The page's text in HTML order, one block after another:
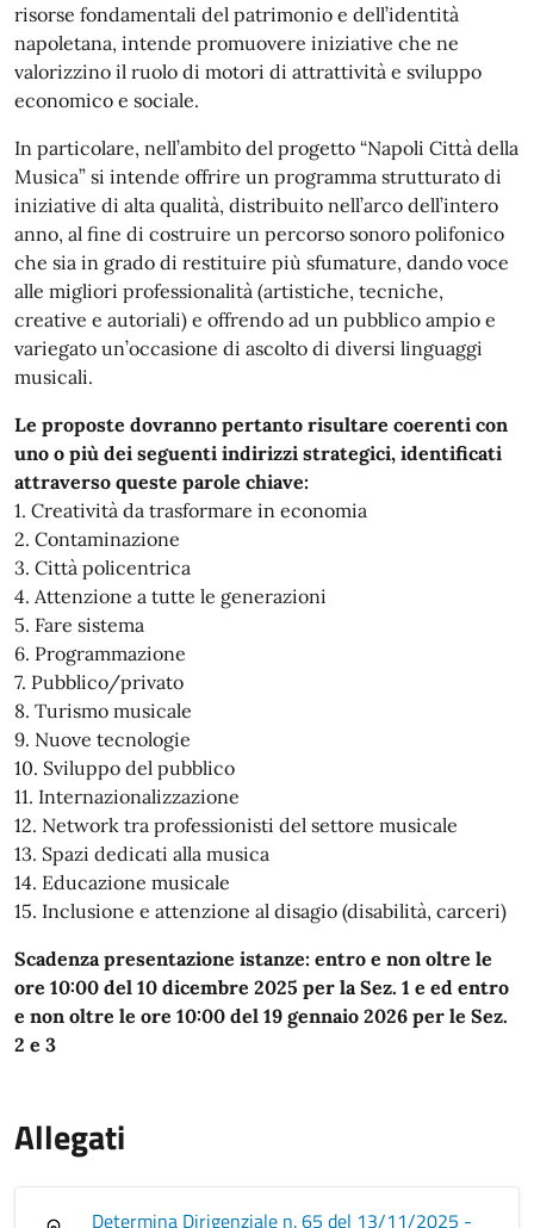
risorse fondamentali del patrimonio e dell’identità
napoletana, intende promuovere iniziative che ne
valorizzino il ruolo di motori di attrattività e sviluppo
economico e sociale.
In particolare, nell’ambito del progetto “Napoli Città della
Musica” si intende offrire un programma strutturato di
iniziative di alta qualità, distribuito nell’arco dell’intero
anno, al fine di costruire un percorso sonoro polifonico
che sia in grado di restituire più sfumature, dando voce
alle migliori professionalità (artistiche, tecniche,
creative e autoriali) e offrendo ad un pubblico ampio e
variegato un’occasione di ascolto di diversi linguaggi
musicali.
Le proposte dovranno pertanto risultare coerenti con
uno o più dei seguenti indirizzi strategici, identificati
attraverso queste parole chiave:
1. Creatività da trasformare in economia
2. Contaminazione
3. Città policentrica
4. Attenzione a tutte le generazioni
5. Fare sistema
6. Programmazione
7. Pubblico/privato
8. Turismo musicale
9. Nuove tecnologie
10. Sviluppo del pubblico
11. Internazionalizzazione
12. Network tra professionisti del settore musicale
13. Spazi dedicati alla musica
14. Educazione musicale
15. Inclusione e attenzione al disagio (disabilità, carceri)
Scadenza presentazione istanze: entro e non oltre le
ore 10:00 del 10 dicembre 2025 per la Sez. 1 e ed entro
e non oltre le ore 10:00 del 19 gennaio 2026 per le Sez.
2 e 3
Allegati
Determina Dirigenziale n. 65 del 13/11/2025 -